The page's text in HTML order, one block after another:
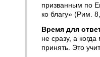
призванным по
ко благу» (Рим.
Время для
не сразу, а
принять. Это